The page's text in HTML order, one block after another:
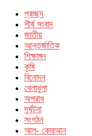
প্রচ্ছদ
শীর্ষ সংবাদ
জাতীয়
আন্তর্জাতিক
শিক্ষাঙ্গন
কৃষি
বিনোদন
খেলাধুলা
অপরাধ
দূর্ঘটনা
সংগঠন
আল- কোরআন